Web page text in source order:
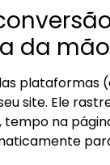
da mão
plataformas
site. Ele
tempo na